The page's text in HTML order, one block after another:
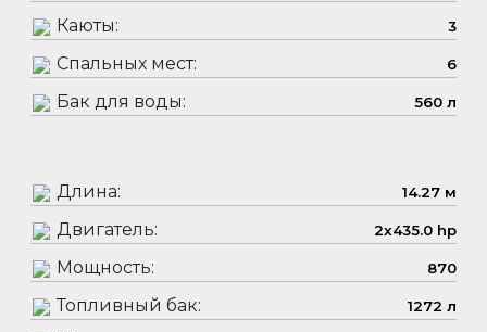
Каюты: 3
Спальных мест: 6
Бак для воды: 560 л
Длина: 14.27 м
Двигатель: 2x435.0 hp
Мощность: 870
Топливный бак: 1272 л